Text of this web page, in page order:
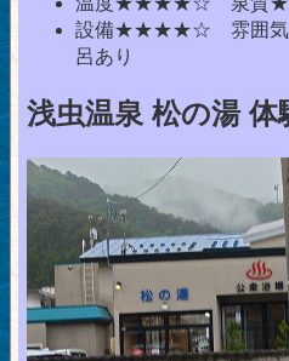
設備★★★★☆ 雰囲
呂あり
浅虫温泉 松の湯 体